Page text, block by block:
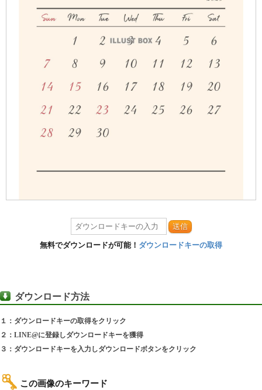
送信
無料でダウンロードが可能！ ダウンロードキーの取得
ダウンロード方法
１：ダウンロードキーの取得をクリック
２：LINE@に登録しダウンロードキーを獲得
３：ダウンロードキーを入力しダウンロードボタンをクリック
この画像のキーワード